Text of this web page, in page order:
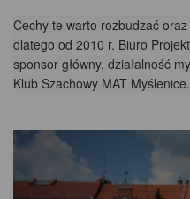
Cechy te warto rozbudzać
dlatego od 2010 r. Biuro
sponsor główny, działalność
Klub Szachowy MAT Myślenice.